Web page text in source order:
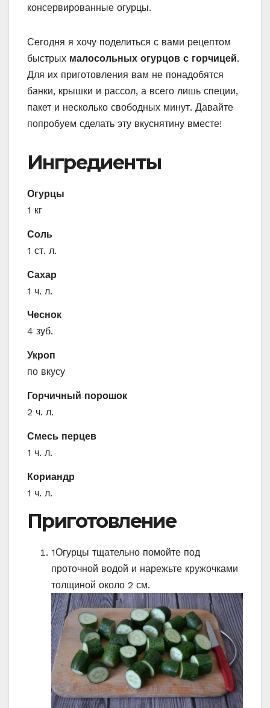
консервированные огурцы.
Сегодня я хочу поделиться с вами рецептом
быстрых малосольных огурцов с горчицей.
Для их приготовления вам не понадобятся
банки, крышки и рассол, а всего лишь специи,
пакет и несколько свободных минут. Давайте
попробуем сделать эту вкуснятину вместе!
Ингредиенты
Огурцы
1 кг
Соль
1 ст. л.
Сахар
1 ч. л.
Чеснок
4 зуб.
Укроп
по вкусу
Горчичный порошок
2 ч. л.
Смесь перцев
1 ч. л.
Кориандр
1 ч. л.
Приготовление
1Огурцы тщательно помойте под
проточной водой и нарежьте кружочками
толщиной около 2 см.